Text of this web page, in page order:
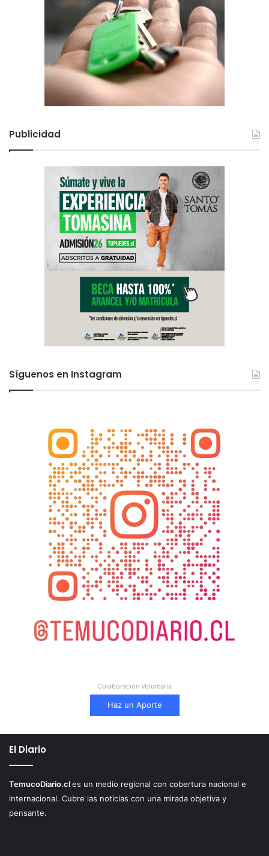
Publicidad
Síguenos en Instagram
Colaboración Voluntaria
Haz un Aporte
El Diario
TemucoDiario.cles un medio regional con cobertura nacional e
internacional. Cubre las noticias con una mirada objetiva y
pensante.